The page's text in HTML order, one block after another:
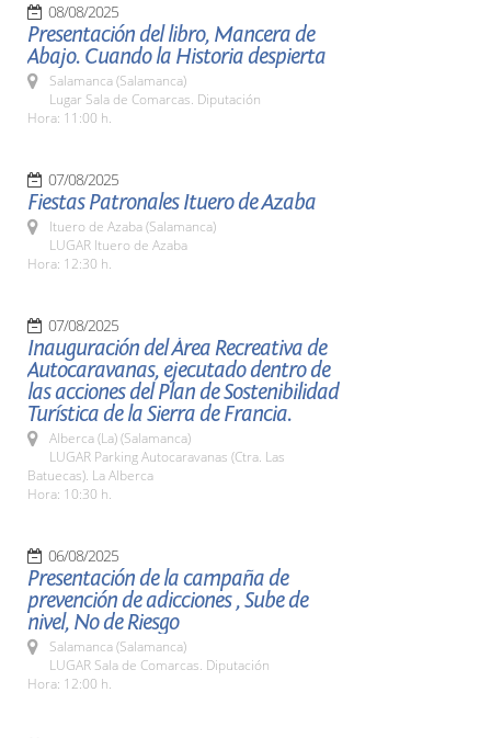
08/08/2025
Presentación del libro, Mancera de
Abajo. Cuando la Historia despierta
Salamanca (Salamanca)
Lugar Sala de Comarcas. Diputación
Hora: 11:00 h.
07/08/2025
Fiestas Patronales Ituero de Azaba
Ituero de Azaba (Salamanca)
LUGAR Ituero de Azaba
Hora: 12:30 h.
07/08/2025
Inauguración del Área Recreativa de
Autocaravanas, ejecutado dentro de
las acciones del Plan de Sostenibilidad
Turística de la Sierra de Francia.
Alberca (La) (Salamanca)
LUGAR Parking Autocaravanas (Ctra. Las
Batuecas). La Alberca
Hora: 10:30 h.
06/08/2025
Presentación de la campaña de
prevención de adicciones , Sube de
nivel, No de Riesgo
Salamanca (Salamanca)
LUGAR Sala de Comarcas. Diputación
Hora: 12:00 h.